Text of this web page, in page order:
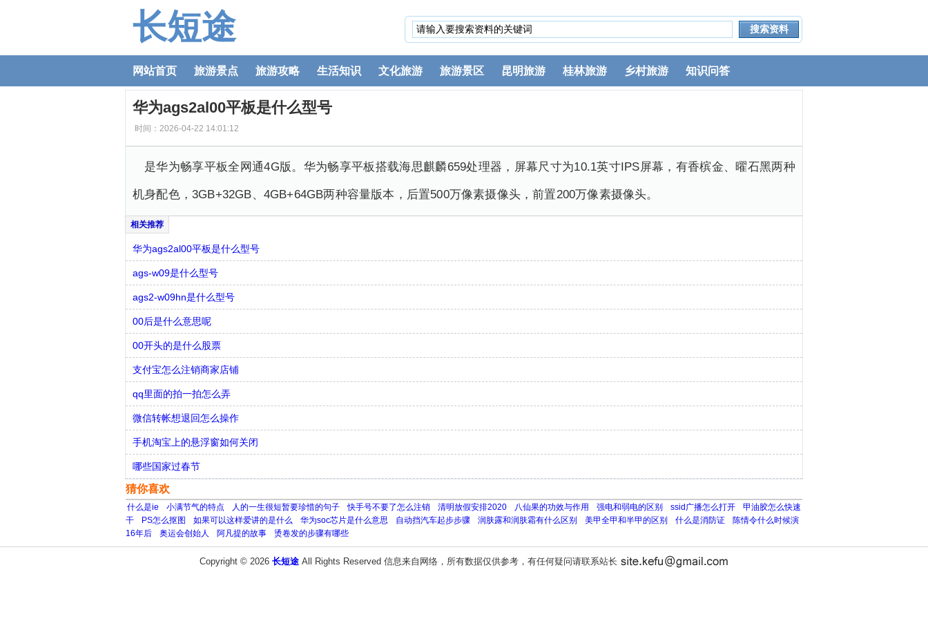
长短途
网站首页 旅游景点 旅游攻略 生活知识 文化旅游 旅游景区 昆明旅游 桂林旅游 乡村旅游 知识问答
华为ags2al00平板是什么型号
时间：2026-04-22 14:01:12
是华为畅享平板全网通4G版。华为畅享平板搭载海思麒麟659处理器，屏幕尺寸为10.1英寸IPS屏幕，有香槟金、曜石黑两种
机身配色，3GB+32GB、4GB+64GB两种容量版本，后置500万像素摄像头，前置200万像素摄像头。
华为ags2al00平板是什么型号
ags-w09是什么型号
ags2-w09hn是什么型号
00后是什么意思呢
00开头的是什么股票
支付宝怎么注销商家店铺
qq里面的拍一拍怎么弄
微信转帐想退回怎么操作
手机淘宝上的悬浮窗如何关闭
哪些国家过春节
猜你喜欢
什么是ie 小满节气的特点 人的一生很短暂要珍惜的句子 快手号不要了怎么注销 清明放假安排2020 八仙果的功效与作用 强电和弱电的区别 ssid广播怎么打开
甲油胶怎么快速
干
PS怎么抠图 如果可以这样爱讲的是什么 华为soc芯片是什么意思 自动挡汽车起步步骤 润肤露和润肤霜有什么区别 美甲全甲和半甲的区别 什么是消防证
陈情令什么时候演
16年后
奥运会创始人 阿凡提的故事 烫卷发的步骤有哪些
Copyright © 2026 长短途All Rights Reserved 信息来自网络，所有数据仅供参考，有任何疑问请联系站长